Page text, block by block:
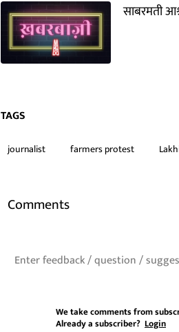
साबरमती
TAGS
journalist farmers protest
Comments
We take comments from
Already a subscriber? Login